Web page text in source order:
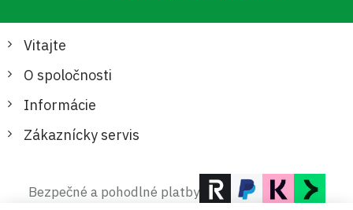
Vitajte
O spoločnosti
Informácie
Zákaznícky servis
Bezpečné a pohodlné platby